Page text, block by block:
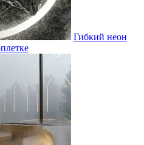
Гибкий неон